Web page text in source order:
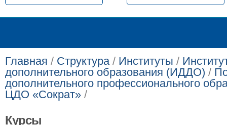
Главная / Структура/ Институты /
дополнительного образования (ИДДО) /
дополнительного профессионального
ЦДО «Сократ» /
Курсы